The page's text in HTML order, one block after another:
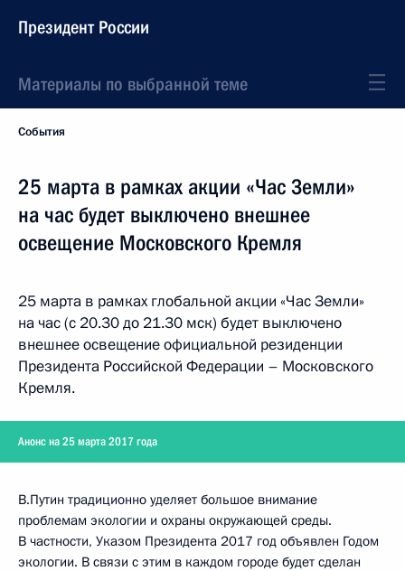
Президент России
Материалы по выбранной теме
События
25 марта в рамках акции «Час Земли»
на час будет выключено внешнее
освещение Московского Кремля
25 марта в рамках глобальной акции «Час Земли»
на час (с 20.30 до 21.30 мск) будет выключено
внешнее освещение официальной резиденции
Президента Российской Федерации – Московского
Кремля.
Анонс на 25 марта 2017 года
В.Путин традиционно уделяет большое внимание
проблемам экологии и охраны окружающей среды.
В частности, Указом Президента 2017 год объявлен Годом
экологии. В связи с этим в каждом городе будет сделан